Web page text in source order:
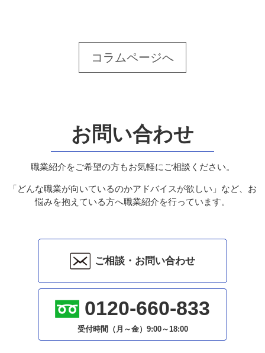
コラムページへ
お問い合わせ
職業紹介をご希望の方もお気軽にご相談ください。
「どんな職業が向いているのかアドバイスが欲しい」など、お
悩みを抱えている方へ職業紹介を行っています。
ご相談・お問い合わせ
0120-660-833
受付時間（月～金） 9:00～18:00